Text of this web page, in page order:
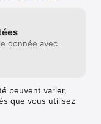
donnée avec
peuvent varier,
que vous utilisez